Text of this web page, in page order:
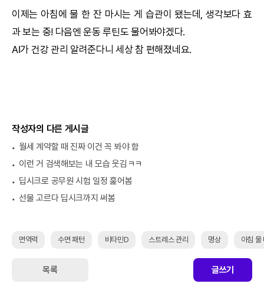
이제는 아침에 물 한 잔 마시는 게 습관이 됐는데, 생각보다 효
과 보는 중! 다음엔 운동 루틴도 물어봐야겠다.
AI가 건강 관리 알려준다니 세상 참 편해졌네요.
작성자의 다른 게시글
월세 계약할 때 진짜 이건 꼭 봐야 함
이런 거 검색해보는 내 모습 웃김ㅋㅋ
딥시크로 공무원 시험 일정 훑어봄
선물 고르다 딥시크까지 써봄
면역력 수면 패턴 비타민D 스트레스 관리 명상 아침 물
목록 글쓰기